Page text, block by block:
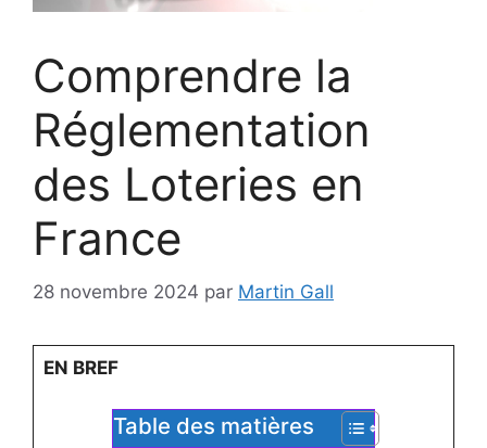
Comprendre la
Réglementation
des Loteries en
France
28 novembre 2024 par Martin Gall
EN BREF
Table des matières